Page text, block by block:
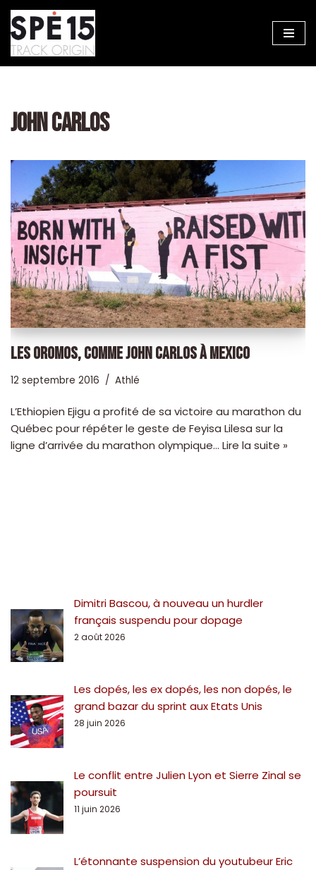
Aller
au
JOHN CARLOS
LES OROMOS, COMME JOHN CARLOS À MEXICO
12 septembre 2016 Athlé
L’Ethiopien Ejigu a profité de sa victoire au marathon du
Québec pour répéter le geste de Feyisa Lilesa sur la
ligne d’arrivée du marathon olympique… Lire la suite »
Dimitri Bascou, à nouveau un hurdler
français suspendu pour dopage
2 août 2026
Les dopés, les ex dopés, les non dopés, le
grand bazar du sprint aux Etats Unis
28 juin 2026
Le conflit entre Julien Lyon et Sierre Zinal se
poursuit
11 juin 2026
L’étonnante suspension du youtubeur Eric